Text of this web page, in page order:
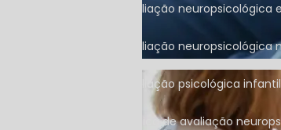
Avaliação neuropsicológica
Avaliação neuropsicológica
Avaliação psicológica infantil
Clínica de avaliação